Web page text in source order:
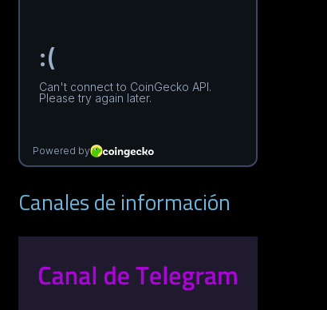
Canales de información